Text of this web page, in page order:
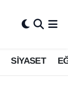
SİYASET